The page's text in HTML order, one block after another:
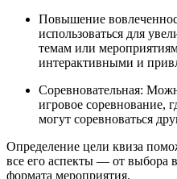
Повышение
использоваться для
темам или
интерактивными и
Соревновательная:
игровое соревнование,
могут соревноваться
Определение цели квиза
все его аспекты — от выбора
формата мероприятия.